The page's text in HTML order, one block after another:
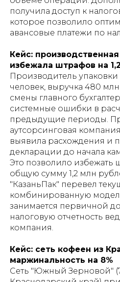
получила доступ к
которое позволило
авансовые платежи по
Кейс:
избежала штрафов на
Производитель упаковки
человек, выручка 480
смены главного
системные ошибки в
предыдущие периоды.
аутсорсинговая
выявила расхождения и
декларации до начала
Это позволило избежать
общую сумму 1,2 млн
"КазаньПак" перевел
комбинированную
занимается первичной
налоговую отчетность
компания.
Кейс: сеть кофеен из
маржинальность на 8%
Сеть "Южный Зерновой"